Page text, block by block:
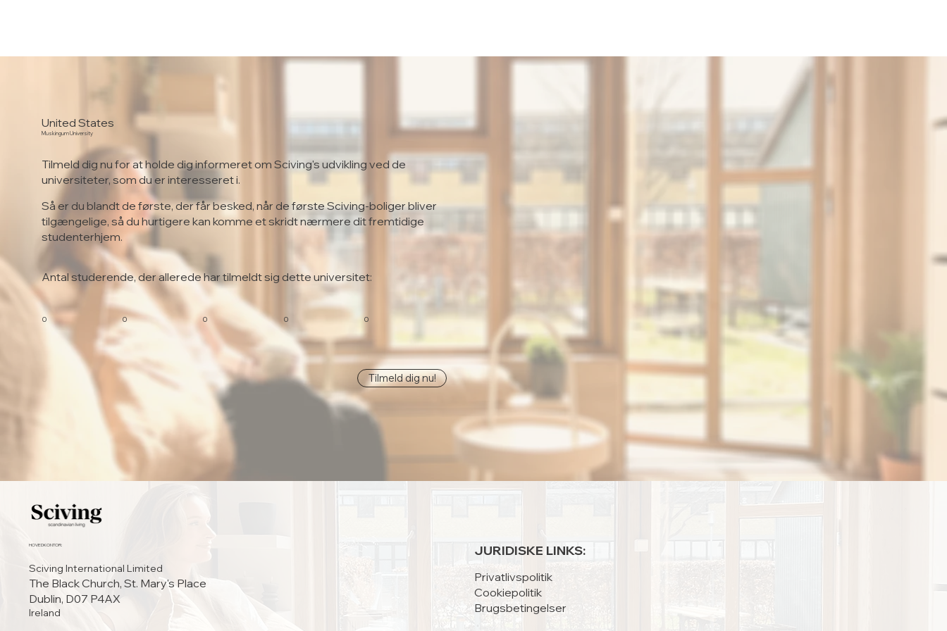
United States
Muskingum University
Tilmeld dig nu for at holde dig informeret om Sciving's udvikling ved de
universiteter, som du er interesseret i.
Så er du blandt de første, der får besked, når de første Sciving-boliger bliver
tilgængelige, så du hurtigere kan komme et skridt nærmere dit fremtidige
studenterhjem.
Antal studerende, der allerede har tilmeldt sig dette universitet:
0
0
0
0
0
Tilmeld dig nu!
HOVEDKONTOR:
Sciving International Limited
The Black Church, St. Mary's Place
Dublin, D07 P4AX
Ireland
JURIDISKE LINKS:
Privatlivspolitik
Cookiepolitik
Brugsbetingelser